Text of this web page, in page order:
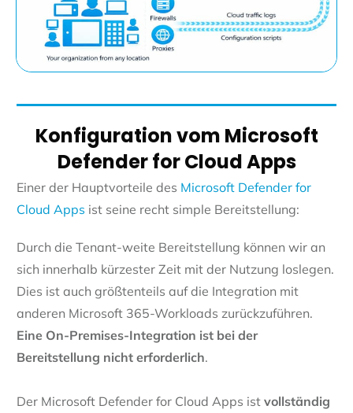
Konfiguration vom Microsoft
Defender for Cloud Apps
Einer der Hauptvorteile des Microsoft Defender for
Cloud Apps ist seine recht simple Bereitstellung:
Durch die Tenant-weite Bereitstellung können wir an
sich innerhalb kürzester Zeit mit der Nutzung loslegen.
Dies ist auch größtenteils auf die Integration mit
anderen Microsoft 365-Workloads zurückzuführen.
Eine On-Premises-Integration ist bei der
Bereitstellung nicht erforderlich.
Der Microsoft Defender for Cloud Apps ist vollständig